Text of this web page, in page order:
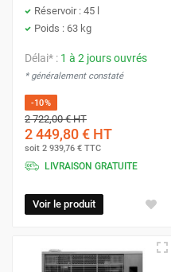
Réservoir : 45 l
Poids : 63 kg
Délai* : 1 à 2 jours ouvrés
* généralement constaté
-10%
2 722,00 €HT
2 449,80 € HT
soit 2 939,76 € TTC
LIVRAISON GRATUITE
Voir le produit